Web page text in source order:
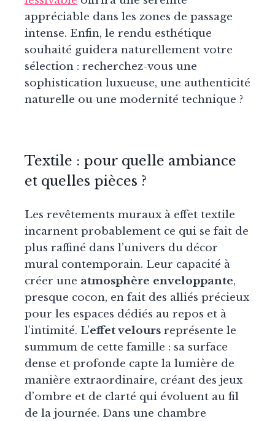
appréciable dans les zones de passage
intense. Enfin, le rendu esthétique
souhaité guidera naturellement votre
sélection : recherchez-vous une
sophistication luxueuse, une authenticité
naturelle ou une modernité technique ?
Textile : pour quelle ambiance
et quelles pièces ?
Les revêtements muraux à effet textile
incarnent probablement ce qui se fait de
plus raffiné dans l’univers du décor
mural contemporain. Leur capacité à
créer une atmosphère enveloppante,
presque cocon, en fait des alliés précieux
pour les espaces dédiés au repos et à
l’intimité. L’effet velours représente le
summum de cette famille : sa surface
dense et profonde capte la lumière de
manière extraordinaire, créant des jeux
d’ombre et de clarté qui évoluent au fil
de la journée. Dans une chambre